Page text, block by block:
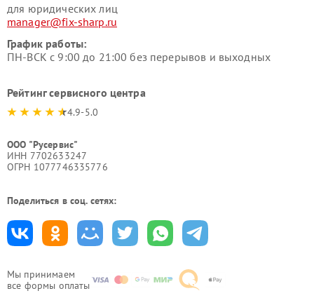
Мы принимаем
все формы оплаты
для юридических лиц
manager@fix-sharp.ru
График работы:
ПН-ВСК с 9:00 до 21:00 без перерывов и выходных
Рейтинг сервисного центра
4.9-5.0
ООО "Русервис"
ИНН 7702633247
ОГРН 1077746335776
Поделиться в соц. сетях: